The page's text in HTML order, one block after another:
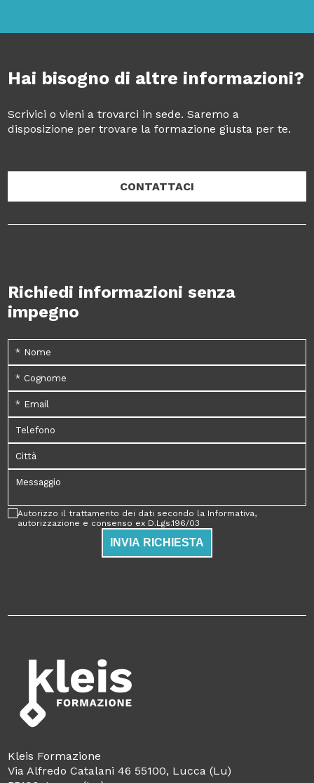
Hai bisogno di altre informazioni?
Scrivici o vieni a trovarci in sede. Saremo a
disposizione per trovare la formazione giusta per te.
CONTATTACI
Richiedi informazioni senza
impegno
Autorizzo il trattamento dei dati secondo la Informativa,
autorizzazione e consenso ex D.Lgs.196/03
INVIA RICHIESTA
Kleis Formazione
Via Alfredo Catalani 46 55100, Lucca (Lu)